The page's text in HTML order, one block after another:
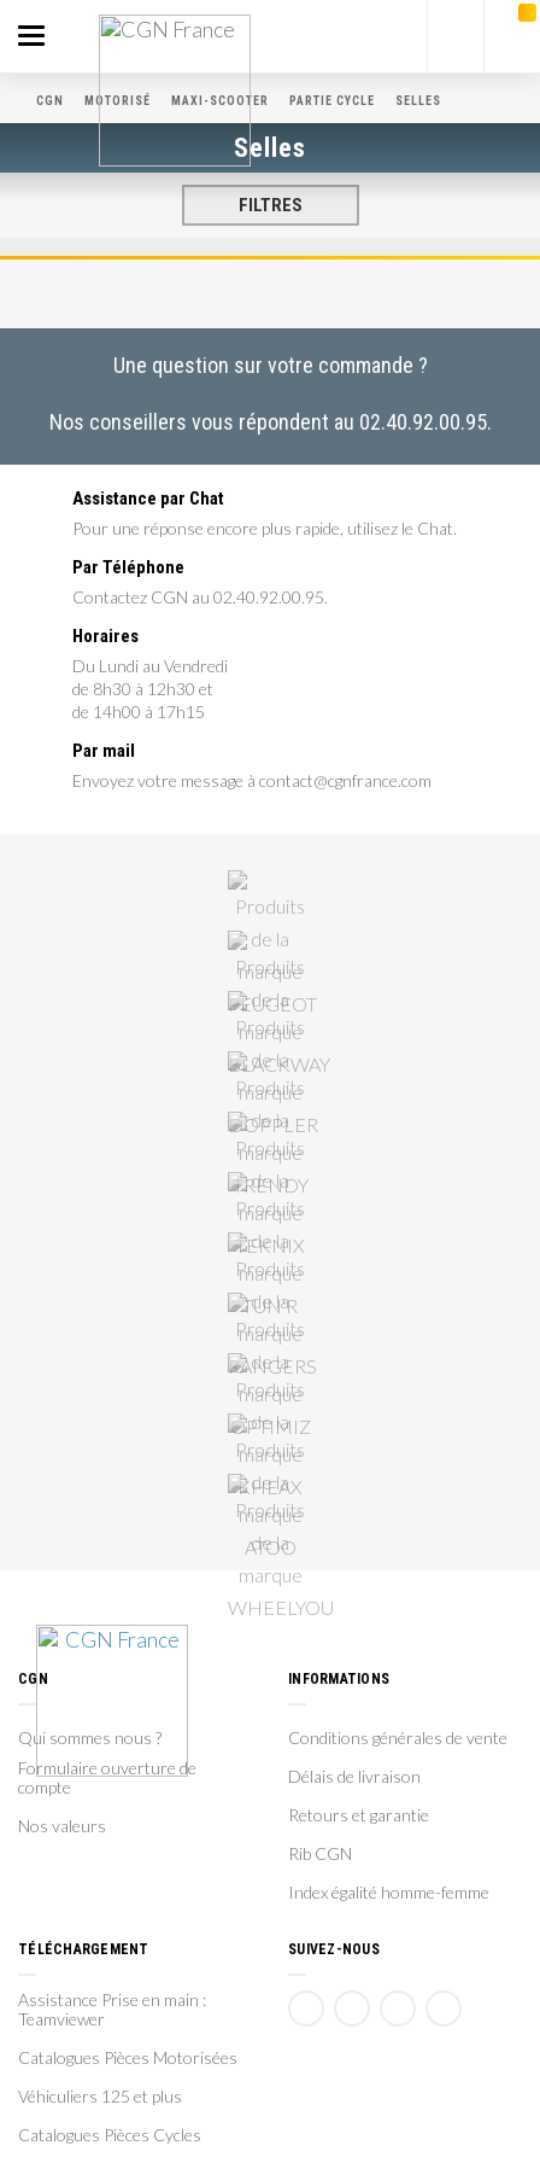
Toggle
navigation
CGN MOTORISÉ MAXI-SCOOTER PARTIE CYCLE SELLES
Selles
FILTRES
Une question sur votre commande ?
Nos conseillers vous répondent au 02.40.92.00.95.
Assistance par Chat
Pour une réponse encore plus rapide, utilisez le Chat.
Par Téléphone
Contactez CGN au 02.40.92.00.95.
Horaires
Du Lundi au Vendredi
de 8h30 à 12h30 et
de 14h00 à 17h15
Par mail
Envoyez votre message à contact@cgnfrance.com
CGN
Qui sommes nous ?
Formulaire ouverture de
compte
Nos valeurs
INFORMATIONS
Conditions générales de vente
Délais de livraison
Retours et garantie
Rib CGN
Index égalité homme-femme
TÉLÉCHARGEMENT
Assistance Prise en main :
Teamviewer
Catalogues Pièces Motorisées
Véhiculiers 125 et plus
Catalogues Pièces Cycles
SUIVEZ-NOUS